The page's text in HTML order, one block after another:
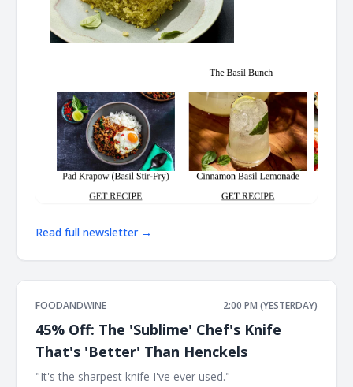
Read full newsletter →
FOODANDWINE 2:00 PM (YESTERDAY)
45% Off: The 'Sublime' Chef's Knife
That's 'Better' Than Henckels
"It's the sharpest knife I've ever used." ‌ ‌ ‌ ‌ ‌ ‌ ‌ ‌ ‌ ‌ ‌ ‌ ‌ ‌ ‌ ‌ ‌ ‌ ‌ ‌ ‌ ‌ ‌ ‌ ‌ ‌ ‌